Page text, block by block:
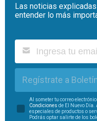
Las noticias
entender lo más
Regístrate a
Al someter tu correo
Condiciones de El Nuevo
especiales de productos o
Podrás optar salirte de los